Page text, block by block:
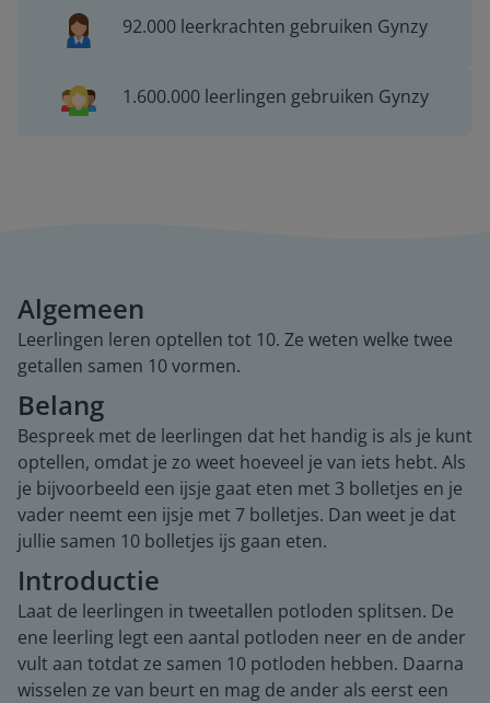
92.000 leerkrachten gebruiken Gynzy
1.600.000 leerlingen gebruiken Gynzy
Algemeen
Leerlingen leren optellen tot 10. Ze weten welke twee
getallen samen 10 vormen.
Belang
Bespreek met de leerlingen dat het handig is als je kunt
optellen, omdat je zo weet hoeveel je van iets hebt. Als
je bijvoorbeeld een ijsje gaat eten met 3 bolletjes en je
vader neemt een ijsje met 7 bolletjes. Dan weet je dat
jullie samen 10 bolletjes ijs gaan eten.
Introductie
Laat de leerlingen in tweetallen potloden splitsen. De
ene leerling legt een aantal potloden neer en de ander
vult aan totdat ze samen 10 potloden hebben. Daarna
wisselen ze van beurt en mag de ander als eerst een